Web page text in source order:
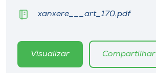
xanxere___art_170.pdf
Visualizar Compartilhar